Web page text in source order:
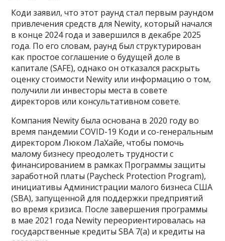
Коди заявил, что этот раунд стал первым раундом
привлечения средств для Newity, который начался
в конце 2024 года и завершился в декабре 2025
года. По его словам, раунд был структурирован
как простое соглашение о будущей доле в
капитале (SAFE), однако он отказался раскрыть
оценку стоимости Newity или информацию о том,
получили ли инвесторы места в совете
директоров или консультативном совете.
Компания Newity была основана в 2020 году во
время пандемии COVID-19 Коди и со-генеральным
директором Люком ЛаХайе, чтобы помочь
малому бизнесу преодолеть трудности с
финансированием в рамках Программы защиты
заработной платы (Paycheck Protection Program),
инициативы Администрации малого бизнеса США
(SBA), запущенной для поддержки предприятий
во время кризиса. После завершения программы
в мае 2021 года Newity переориентировалась на
государственные кредиты SBA 7(a) и кредиты на